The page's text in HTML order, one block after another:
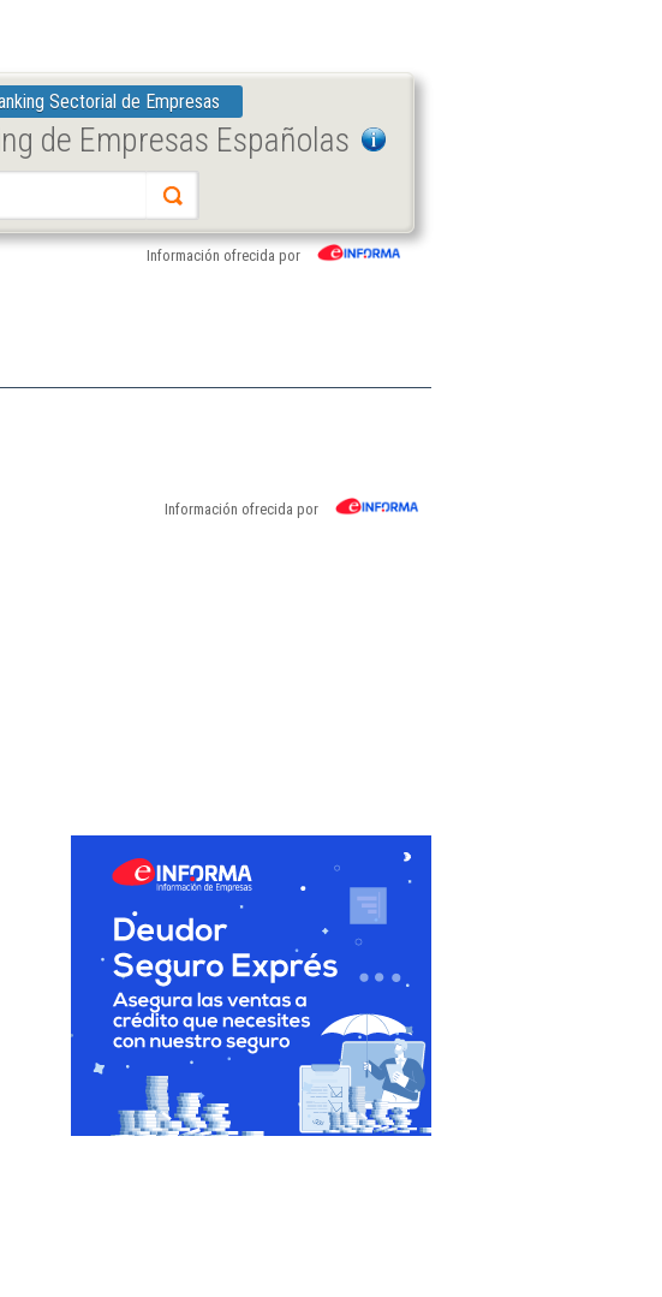
Sectorial de Empresas
de Empresas Españolas
Información ofrecida por
Información ofrecida por